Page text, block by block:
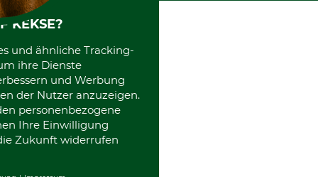
KEKSE?
und ähnliche Tracking-
ihre Dienste
und Werbung
der Nutzer anzuzeigen.
personenbezogene
Ihre Einwilligung
Zukunft widerrufen